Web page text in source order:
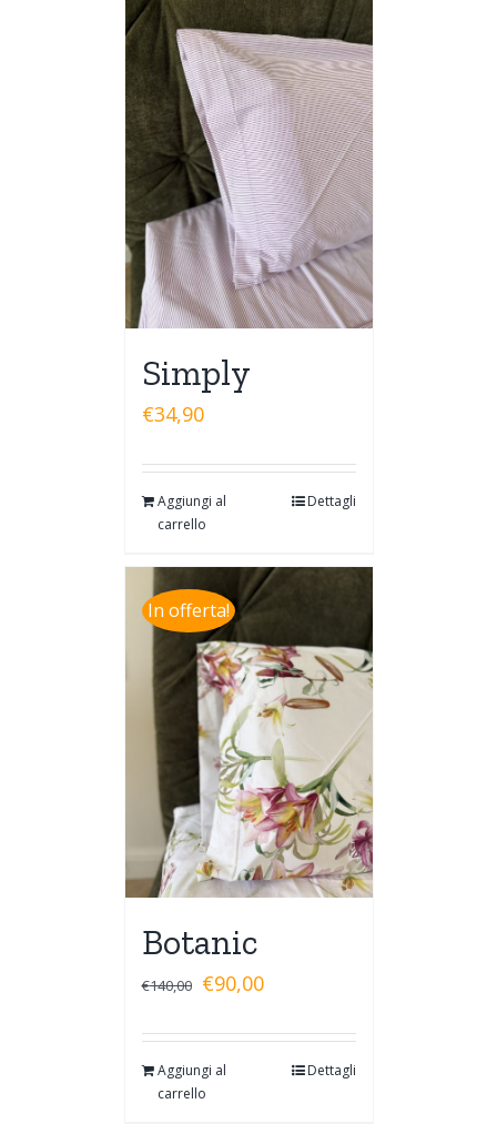
Simply
€34,90
Aggiungi al
carrello
Dettagli
In offerta!
Botanic
€140,00 €90,00
Aggiungi al
carrello
Dettagli